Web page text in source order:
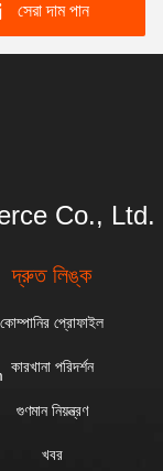
সেরা দাম পান
Co., Ltd.
দ্রুত লিঙ্ক
কোম্পানির প্রোফাইল
কারখানা পরিদর্শন
গুণমান নিয়ন্ত্রণ
খবর